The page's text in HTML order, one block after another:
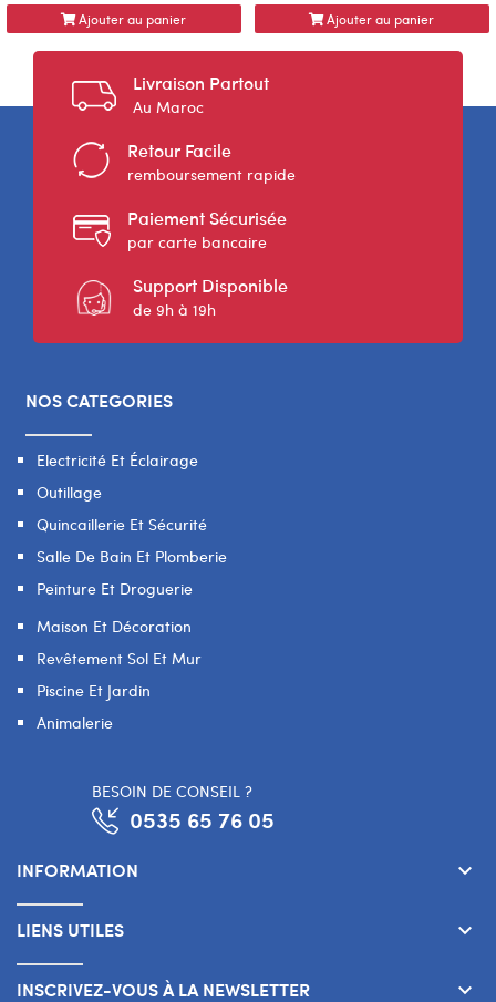
Ajouter au panier Ajouter au panier
Livraison Partout
Au Maroc
Retour Facile
remboursement rapide
Paiement Sécurisée
par carte bancaire
Support Disponible
de 9h à 19h
NOS CATEGORIES
Electricité Et Éclairage
Outillage
Quincaillerie Et Sécurité
Salle De Bain Et Plomberie
Peinture Et Droguerie
Maison Et Décoration
Revêtement Sol Et Mur
Piscine Et Jardin
Animalerie
BESOIN DE CONSEIL ?
0535 65 76 05
INFORMATION keyboard_arrow_down
LIENS UTILES keyboard_arrow_down
INSCRIVEZ-VOUS À LA NEWSLETTER keyboard_arrow_down